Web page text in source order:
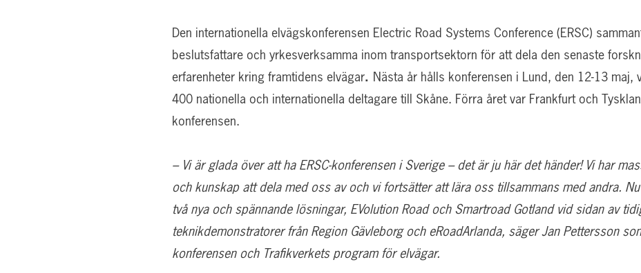
Den internationella elvägskonferensen Electric Road Systems Conference (ERSC)
beslutsfattare och yrkesverksamma inom transportsektorn för att dela den senaste
erfarenheter kring framtidens elvägar. Nästa år hålls konferensen i Lund, den 12-13 maj,
400 nationella och internationella deltagare till Skåne. Förra året var Frankfurt och
konferensen.
– Vi är glada över att ha ERSC-konferensen i Sverige – det är ju här det händer! Vi har
och kunskap att dela med oss av och vi fortsätter att lära oss tillsammans med andra.
två nya och spännande lösningar, EVolution Road och Smartroad Gotland vid sidan av
teknikdemonstratorer från Region Gävleborg och eRoadArlanda, säger Jan Pettersson
konferensen och Trafikverkets program för elvägar.